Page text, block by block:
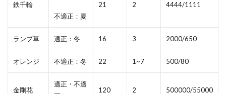
鉄千輪
不適正：夏
21 2 4444/1111
ランプ草 適正：冬 16 3 2000/650
オレンジ 不適正：冬 22 1~7 500/80
金剛花
適正・不適
120 2 500000/55000